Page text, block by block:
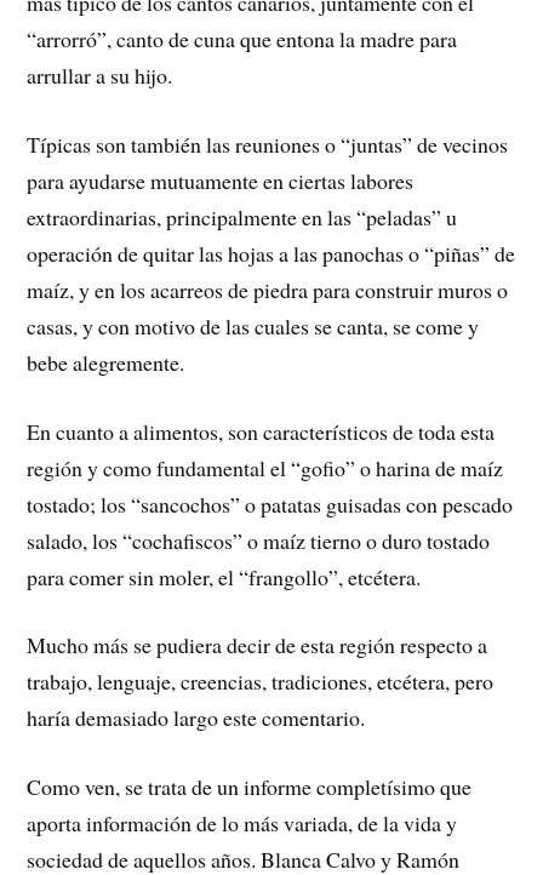
“arrorró”, canto de cuna que entona la madre para
arrullar a su hijo.
Típicas son también las reuniones o “juntas” de vecinos
para ayudarse mutuamente en ciertas labores
extraordinarias, principalmente en las “peladas” u
operación de quitar las hojas a las panochas o “piñas” de
maíz, y en los acarreos de piedra para construir muros o
casas, y con motivo de las cuales se canta, se come y
bebe alegremente.
En cuanto a alimentos, son característicos de toda esta
región y como fundamental el “gofio” o harina de maíz
tostado; los “sancochos” o patatas guisadas con pescado
salado, los “cochafiscos” o maíz tierno o duro tostado
para comer sin moler, el “frangollo”, etcétera.
Mucho más se pudiera decir de esta región respecto a
trabajo, lenguaje, creencias, tradiciones, etcétera, pero
haría demasiado largo este comentario.
Como ven, se trata de un informe completísimo que
aporta información de lo más variada, de la vida y
sociedad de aquellos años. Blanca Calvo y Ramón